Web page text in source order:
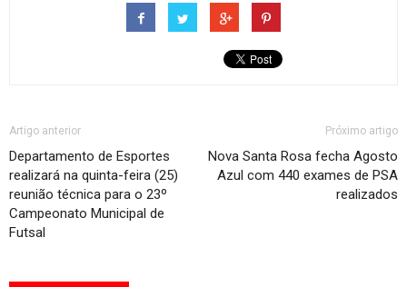
Artigo anterior
Departamento de Esportes
realizará na quinta-feira (25)
reunião técnica para o 23º
Campeonato Municipal de
Futsal
Próximo artigo
Nova Santa Rosa fecha Agosto
Azul com 440 exames de PSA
realizados